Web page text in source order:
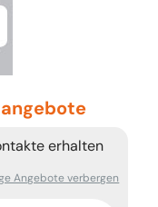
erhalten
Angebote verbergen